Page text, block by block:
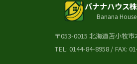
バナナハウス
Banana
〒053-0015 北海道苫小牧
TEL: 0144-84-8958 / FAX: